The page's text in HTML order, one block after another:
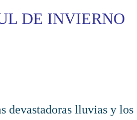
DE INVIERNO
devastadoras lluvias y los